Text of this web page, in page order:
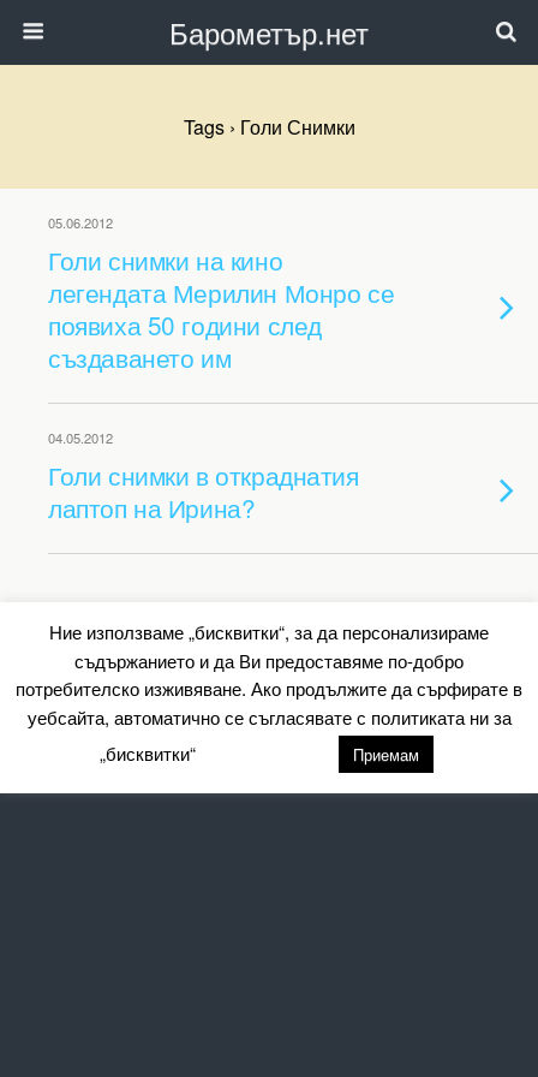
Барометър.нет
Tags › Голи Снимки
05.06.2012
Голи снимки на кино
легендата Мерилин Монро се
появиха 50 години след
създаването им
04.05.2012
Голи снимки в откраднатия
лаптоп на Ирина?
Back to top
Mobile Desktop
All content Copyright Барометър.нет
Ние използваме „бисквитки“, за да персонализираме
съдържанието и да Ви предоставяме по-добро
потребителско изживяване. Ако продължите да сърфирате в
уебсайта, автоматично се съгласявате с политиката ни за
„бисквитки“
Приемам